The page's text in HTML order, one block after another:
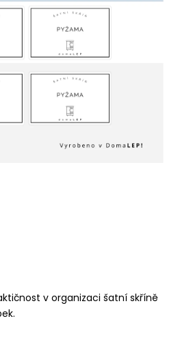
v organizaci šatní skříně